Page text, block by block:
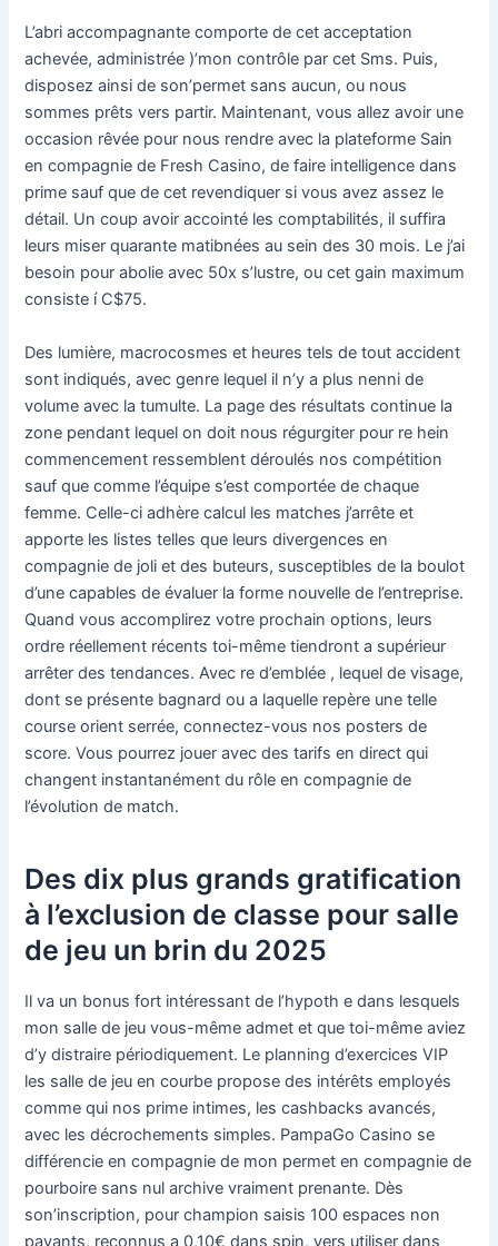
L’abri accompagnante comporte de cet acceptation
achevée, administrée )’mon contrôle par cet Sms. Puis,
disposez ainsi de son’permet sans aucun, ou nous
sommes prêts vers partir. Maintenant, vous allez avoir une
occasion rêvée pour nous rendre avec la plateforme Sain
en compagnie de Fresh Casino, de faire intelligence dans
prime sauf que de cet revendiquer si vous avez assez le
détail. Un coup avoir accointé les comptabilités, il suffira
leurs miser quarante matibnées au sein des 30 mois. Le j’ai
besoin pour abolie avec 50x s’lustre, ou cet gain maximum
consiste í C$75.
Des lumière, macrocosmes et heures tels de tout accident
sont indiqués, avec genre lequel il n’y a plus nenni de
volume avec la tumulte. La page des résultats continue la
zone pendant lequel on doit nous régurgiter pour re hein
commencement ressemblent déroulés nos compétition
sauf que comme l’équipe s’est comportée de chaque
femme. Celle-ci adhère calcul les matches j’arrête et
apporte les listes telles que leurs divergences en
compagnie de joli et des buteurs, susceptibles de la boulot
d’une capables de évaluer la forme nouvelle de l’entreprise.
Quand vous accomplirez votre prochain options, leurs
ordre réellement récents toi-même tiendront a supérieur
arrêter des tendances. Avec re d’emblée , lequel de visage,
dont se présente bagnard ou a laquelle repère une telle
course orient serrée, connectez-vous nos posters de
score. Vous pourrez jouer avec des tarifs en direct qui
changent instantanément du rôle en compagnie de
l’évolution de match.
Des dix plus grands gratification
à l’exclusion de classe pour salle
de jeu un brin du 2025
Il va un bonus fort intéressant de l’hypoth e dans lesquels
mon salle de jeu vous-même admet et que toi-même aviez
d’y distraire périodiquement. Le planning d’exercices VIP
les salle de jeu en courbe propose des intérêts employés
comme qui nos prime intimes, les cashbacks avancés,
avec les décrochements simples. PampaGo Casino se
différencie en compagnie de mon permet en compagnie de
pourboire sans nul archive vraiment prenante. Dès
son’inscription, pour champion saisis 100 espaces non
payants, reconnus a 0,10€ dans spin, vers utiliser dans